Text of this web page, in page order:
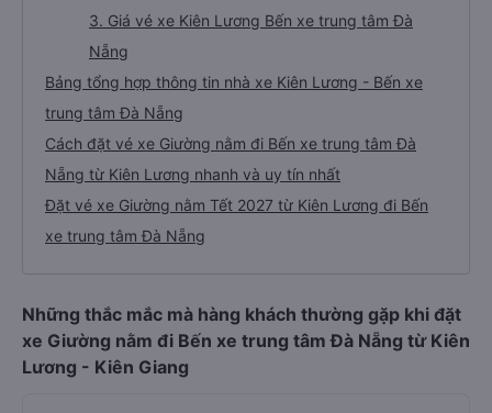
3. Giá vé xe Kiên Lương Bến xe trung tâm Đà
Nẵng
Bảng tổng hợp thông tin nhà xe Kiên Lương - Bến xe
trung tâm Đà Nẵng
Cách đặt vé xe Giường nằm đi Bến xe trung tâm Đà
Nẵng từ Kiên Lương nhanh và uy tín nhất
Đặt vé xe Giường nằm Tết 2027 từ Kiên Lương đi Bến
xe trung tâm Đà Nẵng
Những thắc mắc mà hàng khách thường gặp khi đặt
xe Giường nằm đi Bến xe trung tâm Đà Nẵng từ Kiên
Lương - Kiên Giang